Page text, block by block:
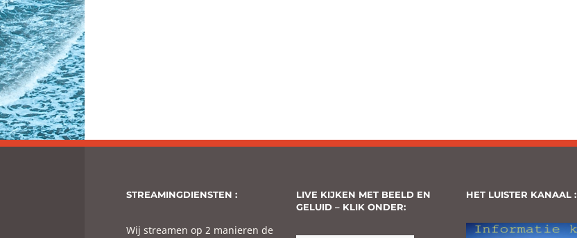
STREAMINGDIENSTEN :
Wij streamen op 2 manieren de
LIVE KIJKEN MET BEELD EN
GELUID – KLIK ONDER:
HET LUISTER KANAAL :